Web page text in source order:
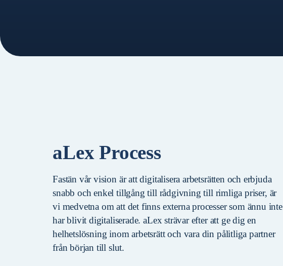
aLex Process
Fastän vår vision är att digitalisera arbetsrätten och erbjuda
snabb och enkel tillgång till rådgivning till rimliga priser, är
vi medvetna om att det finns externa processer som ännu inte
har blivit digitaliserade. aLex strävar efter att ge dig en
helhetslösning inom arbetsrätt och vara din pålitliga partner
från början till slut.